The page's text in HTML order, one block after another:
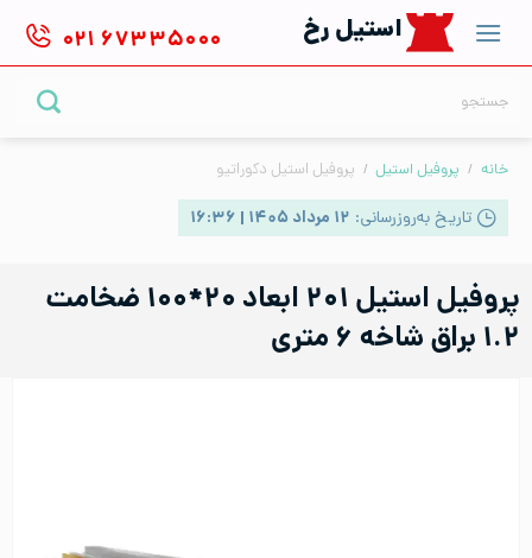
content
استیل رخ ۰۲۱ ۶۷۳۳۵۰۰۰
خانه / پروفیل استیل / پروفیل استیل دکوراتیو
تاریخ به‌روزرسانی: ۱۲ مرداد ۱۴۰۵ | ۱۶:۳۶
پروفیل استیل ۲۰۱ ابعاد ۲۰*۱۰۰ ضخامت
۱.۲ براق شاخه ۶ متری